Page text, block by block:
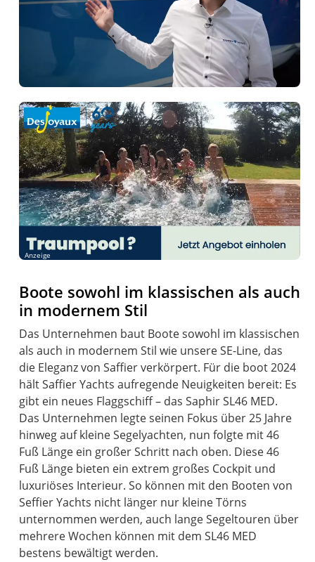
Anzeige
Boote sowohl im klassischen als auch
in modernem Stil
Das Unternehmen baut Boote sowohl im klassischen
als auch in modernem Stil wie unsere SE-Line, das
die Eleganz von Saffier verkörpert. Für die boot 2024
hält Saffier Yachts aufregende Neuigkeiten bereit: Es
gibt ein neues Flaggschiff – das Saphir SL46 MED.
Das Unternehmen legte seinen Fokus über 25 Jahre
hinweg auf kleine Segelyachten, nun folgte mit 46
Fuß Länge ein großer Schritt nach oben. Diese 46
Fuß Länge bieten ein extrem großes Cockpit und
luxuriöses Interieur. So können mit den Booten von
Seffier Yachts nicht länger nur kleine Törns
unternommen werden, auch lange Segeltouren über
mehrere Wochen können mit dem SL46 MED
bestens bewältigt werden.